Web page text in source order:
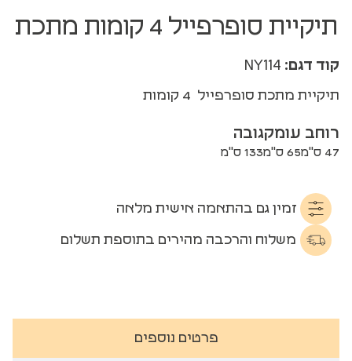
תיקיית סופרפייל 4 קומות מתכת
קוד דגם:
תיקיית מתכת סופרפייל 4 קומות
רוחב
47 ס"מ
עומק
65 ס"מ
גובה
133 ס"מ
זמין גם בהתאמה אישית מלאה
משלוח והרכבה מהירים בתוספת תשלום
פרטים נוספים